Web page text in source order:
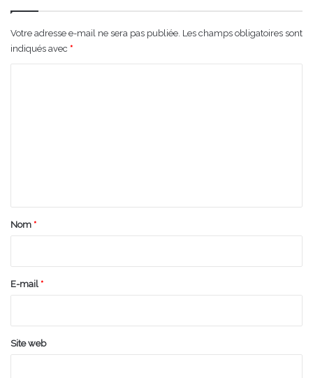
Votre adresse e-mail ne sera pas publiée. Les champs obligatoires sont
indiqués avec *
a
e
Nom *
E-mail *
Site web